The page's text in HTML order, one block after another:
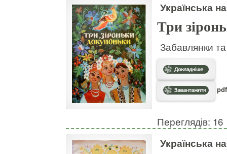
Українська
Три
Забавлянки
Переглядів: 16
Українська